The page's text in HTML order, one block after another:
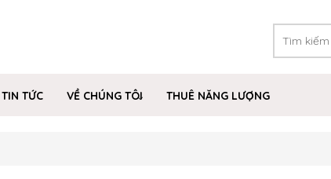
TIN TỨC VỀ CHÚNG TÔI
THUÊ NĂNG LƯỢNG